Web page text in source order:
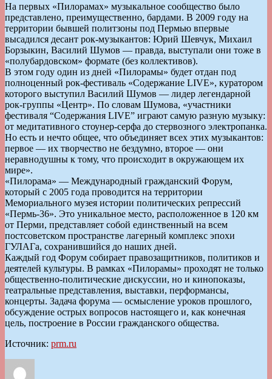
На первых «Пилорамах» музыкальное сообщество было
представлено, преимущественно, бардами. В 2009 году на
территории бывшей политзоны под Пермью впервые
высадился десант рок-музыкантов: Юрий Шевчук, Михаил
Борзыкин, Василий Шумов — правда, выступали они тоже в
«полубардовском» формате (без коллективов).
В этом году один из дней «Пилорамы» будет отдан под
полноценный рок-фестиваль «Содержание LIVE», куратором
которого выступил Василий Шумов — лидер легендарной
рок-группы «Центр». По словам Шумова, «участники
фестиваля “Содержания LIVE” играют самую разную музыку:
от медитативного стоунер-серфа до стервозного электропанка.
Но есть и нечто общее, что объединяет всех этих музыкантов:
первое — их творчество не бездумно, второе — они
неравнодушны к тому, что происходит в окружающем их
мире».
«Пилорама» — Международный гражданский Форум,
который с 2005 года проводится на территории
Мемориального музея истории политических репрессий
«Пермь-36». Это уникальное место, расположенное в 120 км
от Перми, представляет собой единственный на всем
постсоветском пространстве лагерный комплекс эпохи
ГУЛАГа, сохранившийся до наших дней.
Каждый год Форум собирает правозащитников, политиков и
деятелей культуры. В рамках «Пилорамы» проходят не только
общественно-политические дискуссии, но и кинопоказы,
театральные представления, выставки, перформансы,
концерты. Задача форума — осмысление уроков прошлого,
обсуждение острых вопросов настоящего и, как конечная
цель, построение в России гражданского общества.
Источник: prm.ru